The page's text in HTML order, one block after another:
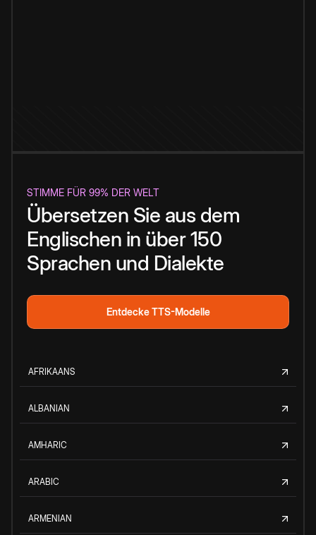
STIMME FÜR 99% DER WELT
Übersetzen Sie aus dem
Englischen in über 150
Sprachen und Dialekte
Entdecke TTS-Modelle
AFRIKAANS
ALBANIAN
AMHARIC
ARABIC
ARMENIAN